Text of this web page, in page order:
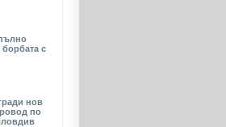
с
нов
по